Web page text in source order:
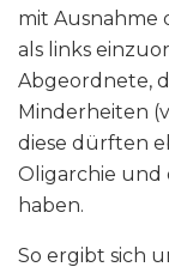
mit
als links
Abgeordnete,
Minderheiten
diese dürften
Oligarchie und
haben.
So ergibt sich